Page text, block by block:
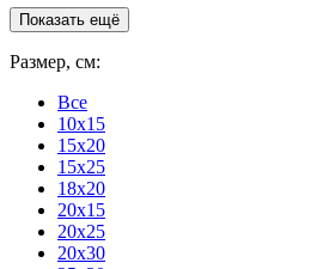
Показать ещё
Размер, см:
Все
10x15
15x20
15x25
18x20
20x15
20x25
20x30